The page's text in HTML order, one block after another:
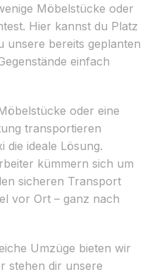
Möbelstücke oder
Hier kannst du Platz
unsere bereits geplanten
einfach
oder eine
transportieren
die ideale Lösung.
kümmern sich um
sicheren Transport
vor Ort – ganz nach
Umzüge bieten wir
stehen dir unsere